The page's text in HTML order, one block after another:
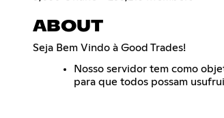
ABOUT
Seja Bem Vindo à Good Trades!
Nosso servidor tem como
para que todos possam